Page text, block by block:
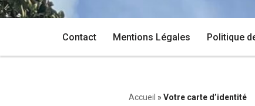
Contact Mentions Légales Politique
Accueil » Votre carte d’identité